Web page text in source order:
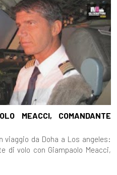
MEACCI, COMANDANTE
viaggio da Doha a Los angeles:
di volo con Giampaolo Meacci,